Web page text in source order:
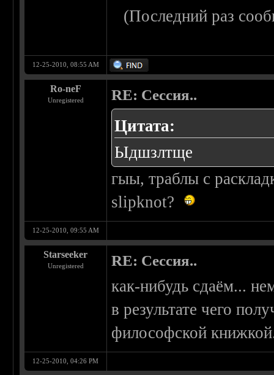
(Последний раз
12-25-2010, 08:55 AM
Ro-neF
Unregistered RE: Сессия..
Цитата:
Ыдшзлтще
гыы, траблы с
slipknot?
12-25-2010, 09:55 AM
Starseeker
Unregistered RE: Сессия..
как-нибудь сдаём...
в результате чего
философской
12-25-2010, 04:26 PM